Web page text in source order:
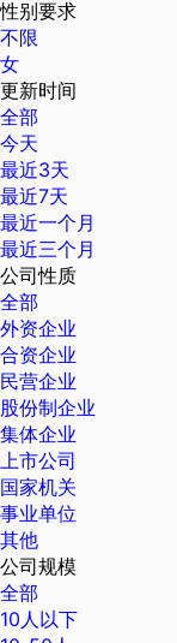
性别要求
不限
女
更新时间
全部
今天
最近3天
最近7天
最近一个月
最近三个月
公司性质
全部
外资企业
合资企业
民营企业
股份制企业
集体企业
上市公司
国家机关
事业单位
其他
公司规模
全部
10人以下